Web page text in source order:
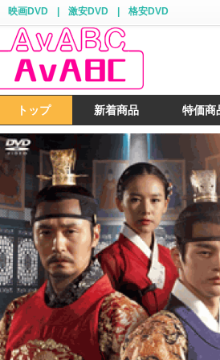
映画DVD 激安DVD 格安DVD
トップ 新着商品 特価商